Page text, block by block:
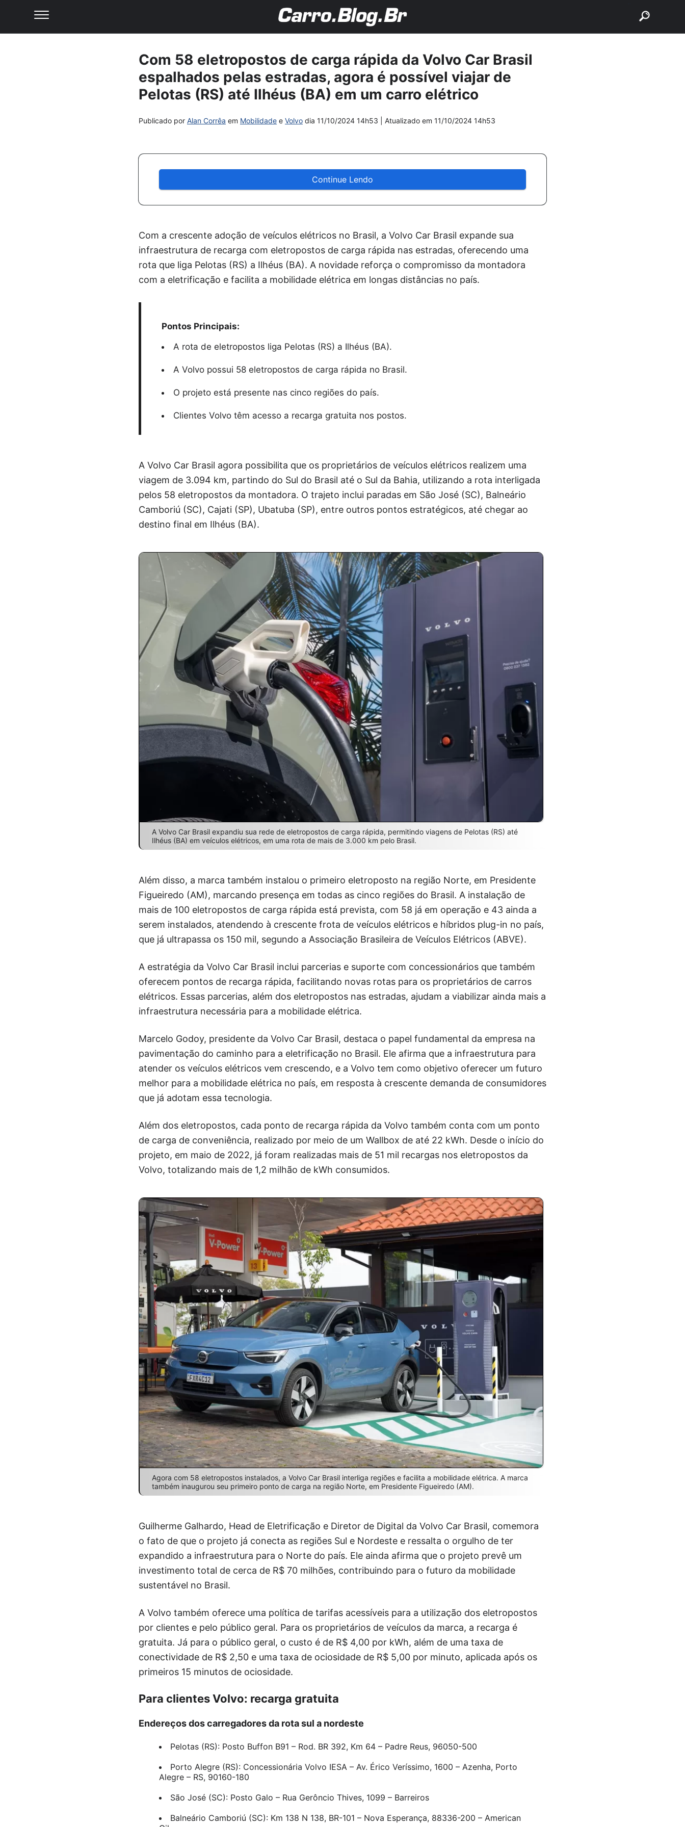
Com 58 eletropostos de carga rápida da Volvo Car Brasil
espalhados pelas estradas, agora é possível viajar de
Pelotas (RS) até Ilhéus (BA) em um carro elétrico
Publicado por Alan Corrêa em Mobilidade e Volvo dia 11/10/2024 14h53 | Atualizado em 11/10/2024 14h53
Continue Lendo
Com a crescente adoção de veículos elétricos no Brasil, a Volvo Car Brasil expande sua
infraestrutura de recarga com eletropostos de carga rápida nas estradas, oferecendo uma
rota que liga Pelotas (RS) a Ilhéus (BA). A novidade reforça o compromisso da montadora
com a eletrificação e facilita a mobilidade elétrica em longas distâncias no país.
Pontos Principais:
A rota de eletropostos liga Pelotas (RS) a Ilhéus (BA).
A Volvo possui 58 eletropostos de carga rápida no Brasil.
O projeto está presente nas cinco regiões do país.
Clientes Volvo têm acesso a recarga gratuita nos postos.
A Volvo Car Brasil agora possibilita que os proprietários de veículos elétricos realizem uma
viagem de 3.094 km, partindo do Sul do Brasil até o Sul da Bahia, utilizando a rota interligada
pelos 58 eletropostos da montadora. O trajeto inclui paradas em São José (SC), Balneário
Camboriú (SC), Cajati (SP), Ubatuba (SP), entre outros pontos estratégicos, até chegar ao
destino final em Ilhéus (BA).
A Volvo Car Brasil expandiu sua rede de eletropostos de carga rápida, permitindo viagens de Pelotas (RS) até
Ilhéus (BA) em veículos elétricos, em uma rota de mais de 3.000 km pelo Brasil.
Além disso, a marca também instalou o primeiro eletroposto na região Norte, em Presidente
Figueiredo (AM), marcando presença em todas as cinco regiões do Brasil. A instalação de
mais de 100 eletropostos de carga rápida está prevista, com 58 já em operação e 43 ainda a
serem instalados, atendendo à crescente frota de veículos elétricos e híbridos plug-in no país,
que já ultrapassa os 150 mil, segundo a Associação Brasileira de Veículos Elétricos (ABVE).
A estratégia da Volvo Car Brasil inclui parcerias e suporte com concessionários que também
oferecem pontos de recarga rápida, facilitando novas rotas para os proprietários de carros
elétricos. Essas parcerias, além dos eletropostos nas estradas, ajudam a viabilizar ainda mais a
infraestrutura necessária para a mobilidade elétrica.
Marcelo Godoy, presidente da Volvo Car Brasil, destaca o papel fundamental da empresa na
pavimentação do caminho para a eletrificação no Brasil. Ele afirma que a infraestrutura para
atender os veículos elétricos vem crescendo, e a Volvo tem como objetivo oferecer um futuro
melhor para a mobilidade elétrica no país, em resposta à crescente demanda de consumidores
que já adotam essa tecnologia.
Além dos eletropostos, cada ponto de recarga rápida da Volvo também conta com um ponto
de carga de conveniência, realizado por meio de um Wallbox de até 22 kWh. Desde o início do
projeto, em maio de 2022, já foram realizadas mais de 51 mil recargas nos eletropostos da
Volvo, totalizando mais de 1,2 milhão de kWh consumidos.
Agora com 58 eletropostos instalados, a Volvo Car Brasil interliga regiões e facilita a mobilidade elétrica. A marca
também inaugurou seu primeiro ponto de carga na região Norte, em Presidente Figueiredo (AM).
Guilherme Galhardo, Head de Eletrificação e Diretor de Digital da Volvo Car Brasil, comemora
o fato de que o projeto já conecta as regiões Sul e Nordeste e ressalta o orgulho de ter
expandido a infraestrutura para o Norte do país. Ele ainda afirma que o projeto prevê um
investimento total de cerca de R$ 70 milhões, contribuindo para o futuro da mobilidade
sustentável no Brasil.
A Volvo também oferece uma política de tarifas acessíveis para a utilização dos eletropostos
por clientes e pelo público geral. Para os proprietários de veículos da marca, a recarga é
gratuita. Já para o público geral, o custo é de R$ 4,00 por kWh, além de uma taxa de
conectividade de R$ 2,50 e uma taxa de ociosidade de R$ 5,00 por minuto, aplicada após os
primeiros 15 minutos de ociosidade.
Para clientes Volvo: recarga gratuita
Endereços dos carregadores da rota sul a nordeste
Pelotas (RS): Posto Buffon B91 – Rod. BR 392, Km 64 – Padre Reus, 96050-500
Porto Alegre (RS): Concessionária Volvo IESA – Av. Érico Veríssimo, 1600 – Azenha, Porto
Alegre – RS, 90160-180
São José (SC): Posto Galo – Rua Gerôncio Thives, 1099 – Barreiros
Balneário Camboriú (SC): Km 138 N 138, BR-101 – Nova Esperança, 88336-200 – American